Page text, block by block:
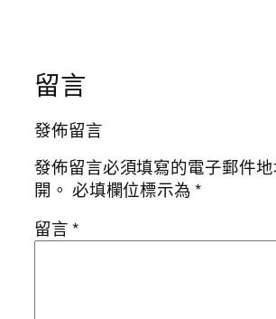
留言
發佈留言
發佈留言必須填寫的電子郵件
開。 必填欄位標示為*
留言*